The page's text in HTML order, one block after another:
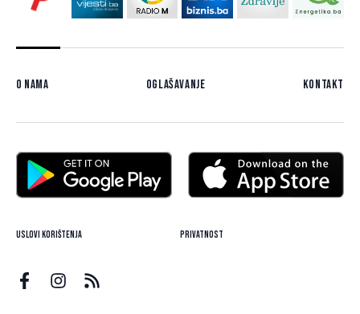
O nama Oglašavanje Kontakt
Uslovi korištenja Privatnost